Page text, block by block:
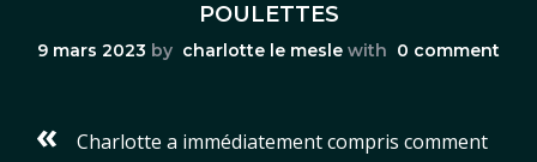
POULETTES
9 mars 2023 by charlotte le mesle with 0 comment
«
Charlotte a immédiatement compris comment